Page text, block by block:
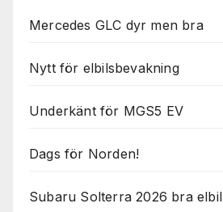
Mercedes GLC dyr men bra
Nytt för elbilsbevakning
Underkänt för MGS5 EV
Dags för Norden!
Subaru Solterra 2026 bra elbil